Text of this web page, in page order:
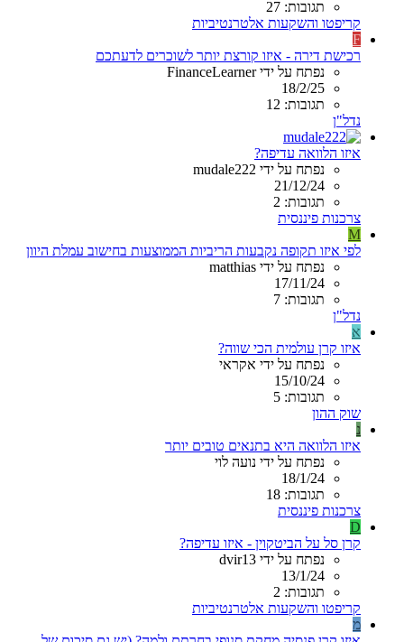
תגובות: 27
קריפטו והשקעות אלטרנטיביות
F
רכישת דירה - איזו קורצת יותר לשוכרים לדעתכם
נפתח על ידי FinanceLearner
18/2/25
תגובות: 12
נדל"ן
איזו הלוואה עדיפה?
נפתח על ידי mudale222
21/12/24
תגובות: 2
צרכנות פיננסית
M
לפי איזו תקופה נקבעות הריביות הממוצעות בחישוב עמלת היוון
נפתח על ידי matthias
17/11/24
תגובות: 7
נדל"ן
א
איזו קרן עולמית הכי שווה?
נפתח על ידי אקראי
15/10/24
תגובות: 5
שוק ההון
נ
איזו הלוואה היא בתנאים טובים יותר
נפתח על ידי נועה לוי
18/1/24
תגובות: 18
צרכנות פיננסית
D
קרן סל על הביטקוין - איזו עדיפה?
נפתח על ידי dvir13
13/1/24
תגובות: 2
קריפטו והשקעות אלטרנטיביות
מ